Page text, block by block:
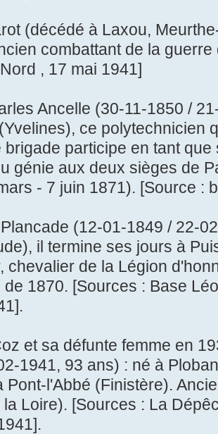
(décédé à Laxou,
combattant de la
, 17 mai 1941]
Ancelle (30-11-1850 /
ce polytechnicien
brigade participe en tant
génie aux deux sièges de
- 7 juin 1871). [Source :
(12-01-1849 / 22-
il termine ses jours à
chevalier de la Légion
1870. [Sources : Base
et sa défunte femme en
1941, 93 ans) : né à
Pont-l'Abbé (Finistère).
Loire). [Sources : La